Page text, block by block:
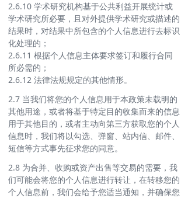
2.6.10 学术研究机构基于公共利益开展统计或
学术研究所必要，且对外提供学术研究或描述的
结果时，对结果中所包含的个人信息进行去标识
化处理的；
2.6.11 根据个人信息主体要求签订和履行合同
所必需的；
2.6.12 法律法规规定的其他情形。
2.7 当我们将您的个人信息用于本政策未载明的
其他用途，或者将基于特定目的收集而来的信息
用于其他目的，或者主动向第三方获取您的个人
信息时，我们将以勾选、弹窗、站内信、邮件、
短信等方式事先征求您的同意。
2.8 为合并、收购或资产出售等交易的需要，我
们可能会将您的个人信息进行转让，在转移您的
个人信息前，我们会给予您适当通知，并确保您